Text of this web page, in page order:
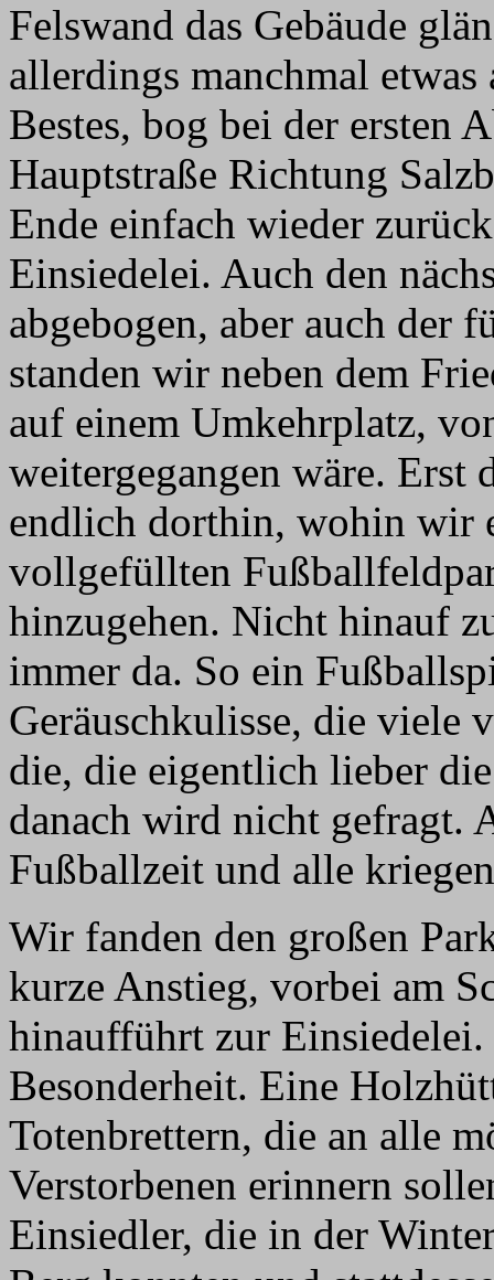
Felswand das Gebäude
allerdings manchmal
Bestes, bog bei der ersten
Hauptstraße Richtung
Ende einfach wieder
Einsiedelei. Auch den
abgebogen, aber auch der
standen wir neben dem
auf einem Umkehrplatz,
weitergegangen wäre.
endlich dorthin, wohin wir
vollgefüllten
hinzugehen. Nicht hinauf
immer da. So ein
Geräuschkulisse, die viele
die, die eigentlich lieber
danach wird nicht gefragt.
Fußballzeit und alle
Wir fanden den großen
kurze Anstieg, vorbei am
hinaufführt zur
Besonderheit. Eine
Totenbrettern, die an alle
Verstorbenen erinnern
Einsiedler, die in der